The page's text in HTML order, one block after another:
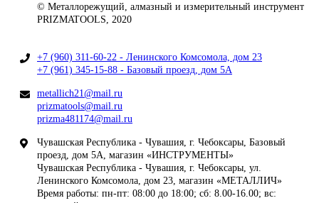
© Металлорежущий, алмазный и измерительный инструмент
PRIZMATOOLS, 2020
+7 (960) 311-60-22 - Ленинского Комсомола, дом 23
+7 (961) 345-15-88 - Базовый проезд, дом 5А
metallich21@mail.ru
prizmatools@mail.ru
prizma481174@mail.ru
Чувашская Республика - Чувашия, г. Чебоксары, Базовый
проезд, дом 5А, магазин «ИНСТРУМЕНТЫ»
Чувашская Республика - Чувашия, г. Чебоксары, ул.
Ленинского Комсомола, дом 23, магазин «МЕТАЛЛИЧ»
Время работы: пн-пт: 08:00 до 18:00; сб: 8.00-16.00; вс: